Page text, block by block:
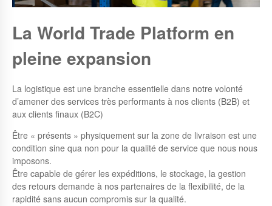
La World Trade Platform en
pleine expansion
La logistique est une branche essentielle dans notre volonté
d’amener des services très performants à nos clients (B2B) et
aux clients finaux (B2C)
Être « présents » physiquement sur la zone de livraison est une
condition sine qua non pour la qualité de service que nous nous
imposons.
Être capable de gérer les expéditions, le stockage, la gestion
des retours demande à nos partenaires de la flexibilité, de la
rapidité sans aucun compromis sur la qualité.